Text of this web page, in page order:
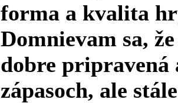
forma a kvalita
Domnievam sa,
dobre pripravená
zápasoch, ale